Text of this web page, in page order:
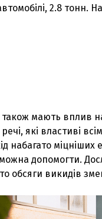
автомобілі, 2.8
також мають вплив
які властиві
набагато
можна допомогти.
обсяги викидів